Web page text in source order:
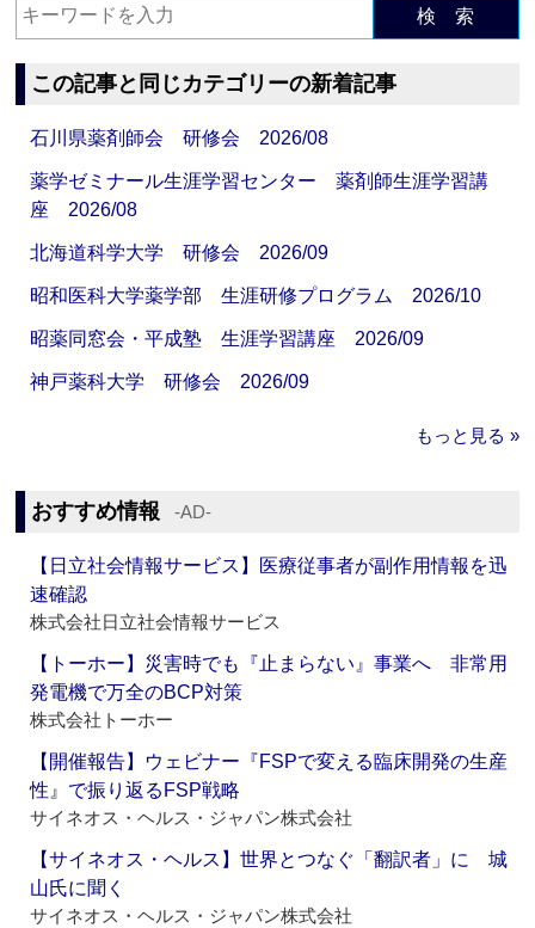
検 索
この記事と同じカテゴリーの新着記事
石川県薬剤師会 研修会 2026/08
薬学ゼミナール生涯学習センター 薬剤師生涯学習講
座 2026/08
北海道科学大学 研修会 2026/09
昭和医科大学薬学部 生涯研修プログラム 2026/10
昭薬同窓会・平成塾 生涯学習講座 2026/09
神戸薬科大学 研修会 2026/09
もっと見る »
おすすめ情報 ‐AD‐
【日立社会情報サービス】医療従事者が副作用情報を迅
速確認
株式会社日立社会情報サービス
【トーホー】災害時でも『止まらない』事業へ 非常用
発電機で万全のBCP対策
株式会社トーホー
【開催報告】ウェビナー『FSPで変える臨床開発の生産
性』で振り返るFSP戦略
サイネオス・ヘルス・ジャパン株式会社
【サイネオス・ヘルス】世界とつなぐ「翻訳者」に 城
山氏に聞く
サイネオス・ヘルス・ジャパン株式会社